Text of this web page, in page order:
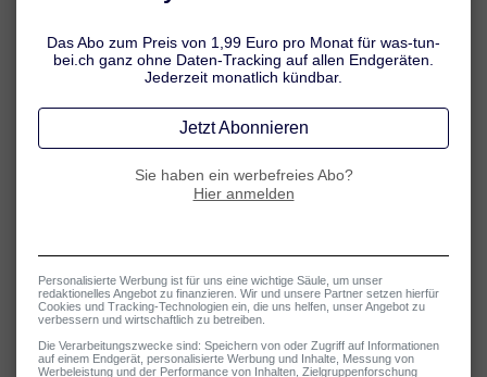
zu reagieren, sollte sich für eine genaue Diagnosestellung an den
Arzt wenden.
– eine allgemeingültige Diät, die den Hautzustand verbessern
könnte, gibt es nicht. Ein pauschaler Verzicht auf wichtige
Grundnahrungsmittel wie etwa Milchprodukte, Eier oder Getreide
kann einen Nährstoffmangel nach sich ziehen. Dies wäre
Bei Neurodermitis ist es folglich wichtig, abwechslungsreich zu
essen und nur solche Lebensmittel zu meiden, die
nachgewiesenermassen als Triggerfaktoren wirken. Verdächtigen
Inhaltsstoffen kann man mithilfe eines Ernährungstagebuchs auf
die Spur kommen. Bei der ärztlichen Diagnosestellung wird meist